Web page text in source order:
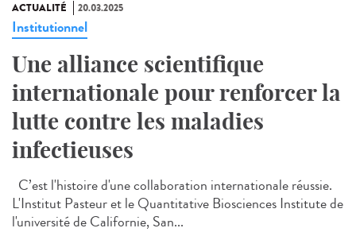
ACTUALITÉ 20.03.2025
Institutionnel
Une alliance scientifique
internationale pour renforcer la
lutte contre les maladies
infectieuses
C’est l'histoire d'une collaboration internationale réussie.
L'Institut Pasteur et le Quantitative Biosciences Institute de
l'université de Californie, San...